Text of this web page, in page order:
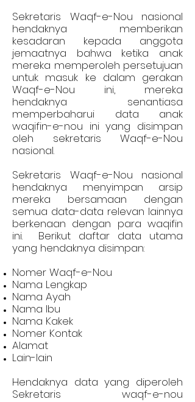
Sekretaris Waqf-e-Nou nasional
hendaknya memberikan
kesadaran kepada anggota
jemaatnya bahwa ketika anak
mereka memperoleh persetujuan
untuk masuk ke dalam gerakan
Waqf-e-Nou ini, mereka
hendaknya senantiasa
memperbaharui data anak
waqifin-e-nou ini yang disimpan
oleh sekretaris Waqf-e-Nou
nasional.
Sekretaris Waqf-e-Nou nasional
hendaknya menyimpan arsip
mereka bersamaan dengan
semua data-data relevan lainnya
berkenaan dengan para waqifin
ini. Berikut daftar data utama
yang hendaknya disimpan:
Nomer Waqf-e-Nou
Nama Lengkap
Nama Ayah
Nama Ibu
Nama Kakek
Nomer Kontak
Alamat
Lain-lain
Hendaknya data yang diperoleh
Sekretaris waqf-e-nou